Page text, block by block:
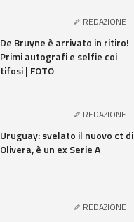
REDAZIONE
De Bruyne è arrivato in ritiro!
Primi autografi e selfie coi
tifosi | FOTO
REDAZIONE
Uruguay: svelato il nuovo ct di
Olivera, è un ex Serie A
REDAZIONE